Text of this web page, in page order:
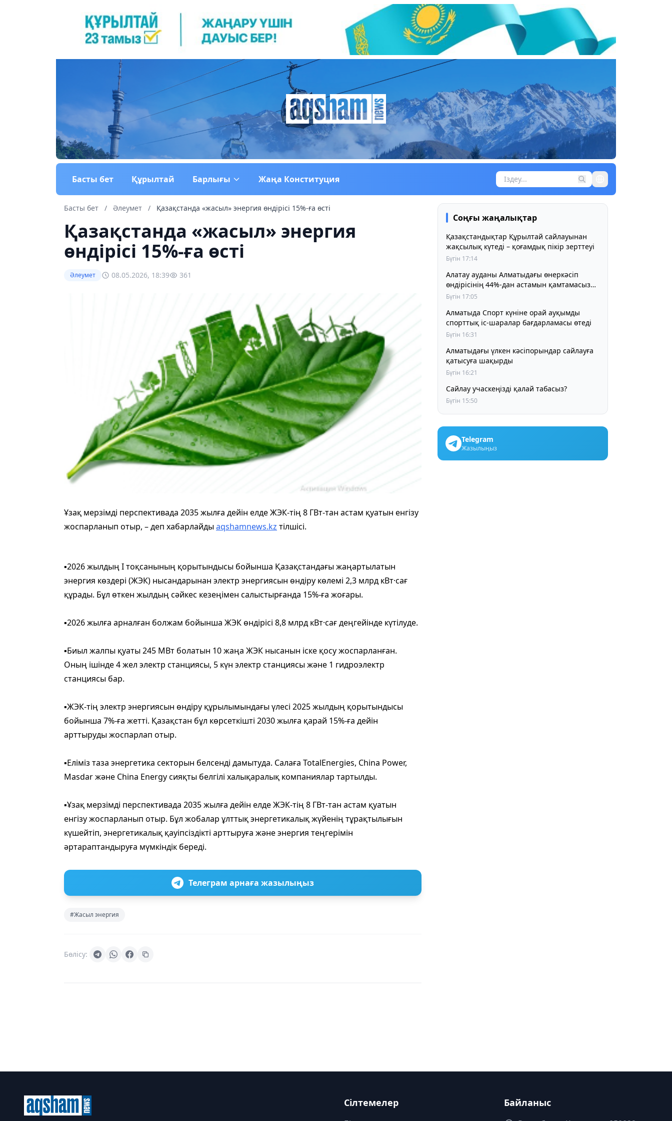
Басты бет Құрылтай Барлығы Жаңа Конституция
Басты бет / Әлеумет / Қазақстанда «жасыл» энергия өндірісі 15%-ға өсті
Қазақстанда «жасыл» энергия
өндірісі 15%-ға өсті
Әлеумет 08.05.2026, 18:39 361
Ұзақ мерзімді перспективада 2035 жылға дейін елде ЖЭК-тің 8 ГВт-тан астам қуатын енгізу
жоспарланып отыр, – деп хабарлайдыaqshamnews.kz тілшісі.
▪️2026 жылдың I тоқсанының қорытындысы бойынша Қазақстандағы жаңартылатын
энергия көздері (ЖЭК) нысандарынан электр энергиясын өндіру көлемі 2,3 млрд кВт·сағ
құрады. Бұл өткен жылдың сәйкес кезеңімен салыстырғанда 15%-ға жоғары.
▪️2026 жылға арналған болжам бойынша ЖЭК өндірісі 8,8 млрд кВт·сағ деңгейінде күтілуде.
▪️Биыл жалпы қуаты 245 МВт болатын 10 жаңа ЖЭК нысанын іске қосу жоспарланған.
Оның ішінде 4 жел электр станциясы, 5 күн электр станциясы және 1 гидроэлектр
станциясы бар.
▪️ЖЭК-тің электр энергиясын өндіру құрылымындағы үлесі 2025 жылдың қорытындысы
бойынша 7%-ға жетті. Қазақстан бұл көрсеткішті 2030 жылға қарай 15%-ға дейін
арттыруды жоспарлап отыр.
▪️Еліміз таза энергетика секторын белсенді дамытуда. Салаға TotalEnergies, China Power,
Masdar және China Energy сияқты белгілі халықаралық компаниялар тартылды.
▪️Ұзақ мерзімді перспективада 2035 жылға дейін елде ЖЭК-тің 8 ГВт-тан астам қуатын
енгізу жоспарланып отыр. Бұл жобалар ұлттық энергетикалық жүйенің тұрақтылығын
күшейтіп, энергетикалық қауіпсіздікті арттыруға және энергия теңгерімін
әртараптандыруға мүмкіндік береді.
Телеграм арнаға жазылыңыз
#Жасыл энергия
Бөлісу:
Соңғы жаңалықтар
Қазақстандықтар Құрылтай сайлауынан
жақсылық күтеді – қоғамдық пікір зерттеуі
Бүгін 17:14
Алатау ауданы Алматыдағы өнеркәсіп
өндірісінің 44%-дан астамын қамтамасыз
етіп отыр
Бүгін 17:05
Алматыда Спорт күніне орай ауқымды
спорттық іс-шаралар бағдарламасы өтеді
Бүгін 16:31
Алматыдағы үлкен кәсіпорындар сайлауға
қатысуға шақырды
Бүгін 16:21
Сайлау учаскеңізді қалай табасыз?
Бүгін 15:50
Telegram
Жазылыңыз
Сілтемелер Байланыс